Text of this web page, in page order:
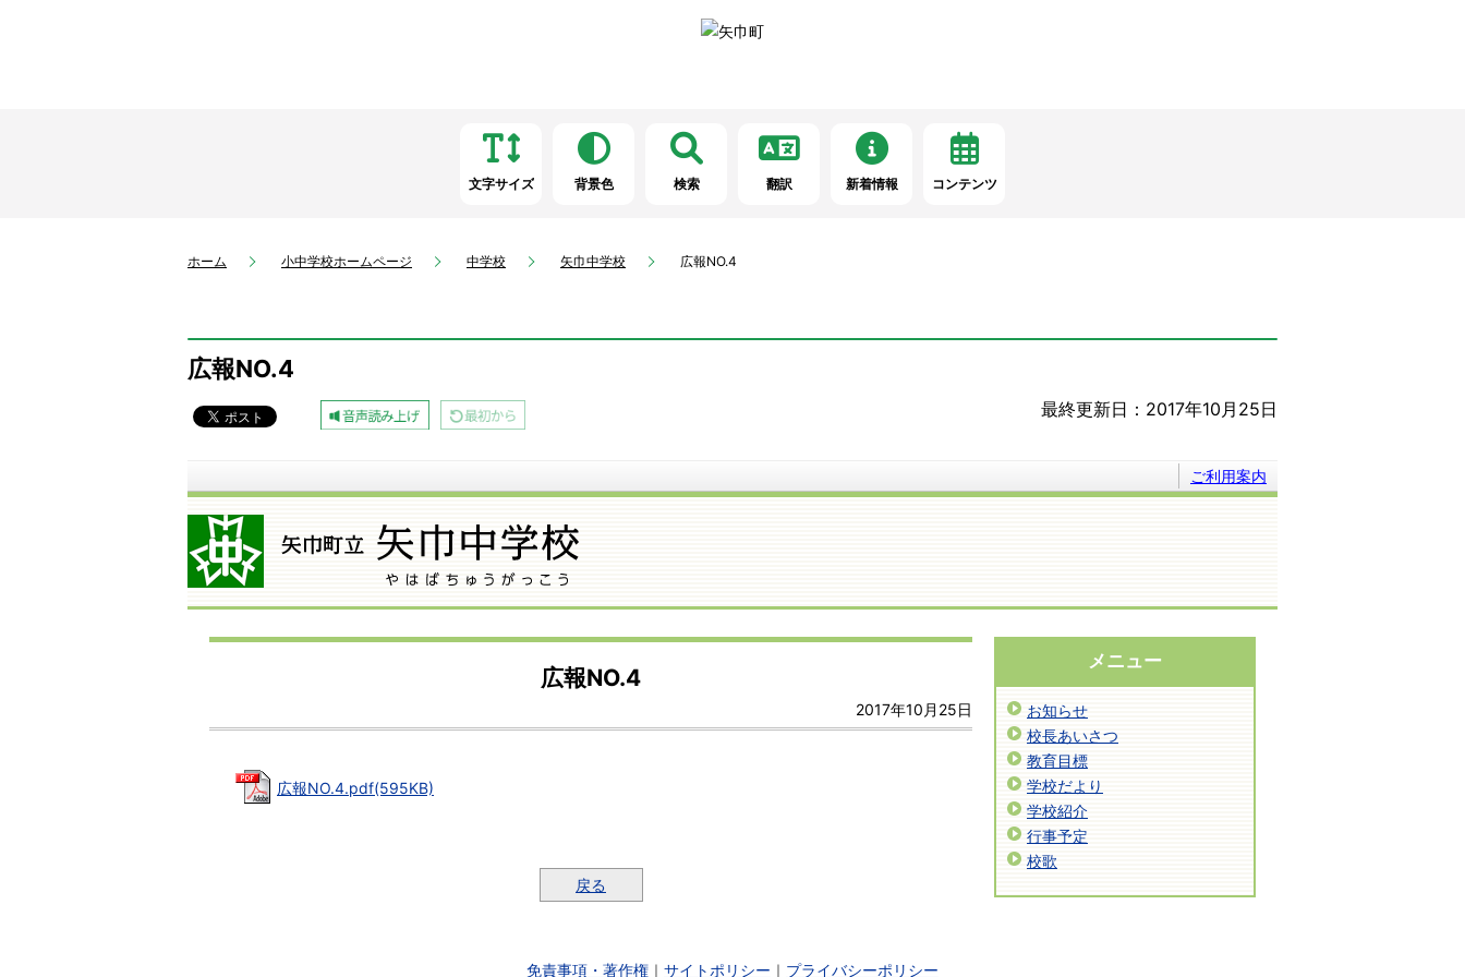
文字サイズ 背景色 検索 翻訳 新着情報 コンテンツ
ホーム 小中学校ホームページ 中学校 矢巾中学校 広報NO.4
広報NO.4
最終更新日：2017年10月25日
ご利用案内
広報NO.4
2017年10月25日
広報NO.4.pdf(595KB)
戻る
メニュー
お知らせ
校長あいさつ
教育目標
学校だより
学校紹介
行事予定
校歌
免責事項・著作権 ｜ サイトポリシー ｜ プライバシーポリシー